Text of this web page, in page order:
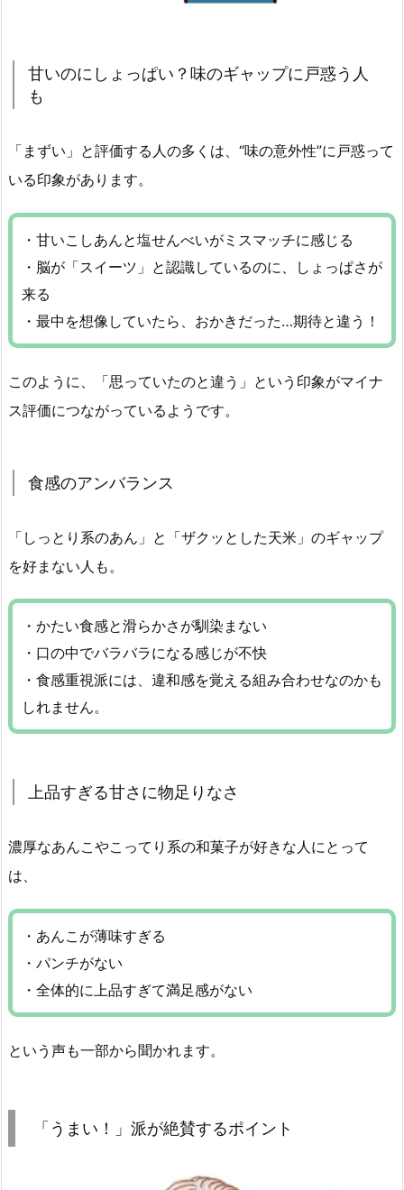
甘いのにしょっぱい？味のギャップに戸惑う人
も
「まずい」と評価する人の多くは、“味の意外性”に戸惑って
いる印象があります。
・甘いこしあんと塩せんべいがミスマッチに感じる
・脳が「スイーツ」と認識しているのに、しょっぱさが
来る
・最中を想像していたら、おかきだった…期待と違う！
このように、「思っていたのと違う」という印象がマイナ
ス評価につながっているようです。
食感のアンバランス
「しっとり系のあん」と「ザクッとした天米」のギャップ
を好まない人も。
・かたい食感と滑らかさが馴染まない
・口の中でバラバラになる感じが不快
・食感重視派には、違和感を覚える組み合わせなのかも
しれません。
上品すぎる甘さに物足りなさ
濃厚なあんこやこってり系の和菓子が好きな人にとって
は、
・あんこが薄味すぎる
・パンチがない
・全体的に上品すぎて満足感がない
という声も一部から聞かれます。
「うまい！」派が絶賛するポイント